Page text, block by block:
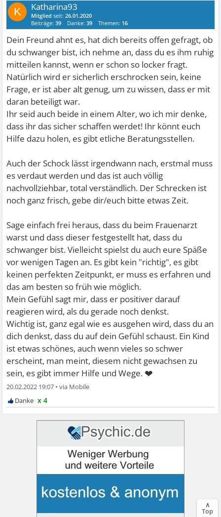
K Katharina93
Mitglied seit:26.01.2020
Beiträge:39 Danke:39 Themen: 16
Dein Freund ahnt es, hat dich bereits offen gefragt, ob
du schwanger bist, ich nehme an, dass du es ihm ruhig
mitteilen kannst, wenn er schon so locker fragt.
Natürlich wird er sicherlich erschrocken sein, keine
Frage, er ist aber alt genug, um zu wissen, dass er mit
daran beteiligt war.
Ihr seid auch beide in einem Alter, wo ich mir denke,
dass ihr das sicher schaffen werdet! Ihr könnt euch
Hilfe dazu holen, es gibt etliche Beratungsstellen.
Auch der Schock lässt irgendwann nach, erstmal muss
es verdaut werden und das ist auch völlig
nachvollziehbar, total verständlich. Der Schrecken ist
noch ganz frisch, gebe dir/euch bitte etwas Zeit.
Sage einfach frei heraus, dass du beim Frauenarzt
warst und dass dieser festgestellt hat, dass du
schwanger bist. Vielleicht spielst du auch eure Späße
vor wenigen Tagen an. Es gibt kein "richtig", es gibt
keinen perfekten Zeitpunkt, er muss es erfahren und
das am besten so früh wie möglich.
Mein Gefühl sagt mir, dass er positiver darauf
reagieren wird, als du gerade noch denkst.
Wichtig ist, ganz egal wie es ausgehen wird, dass du an
dich denkst, dass du auf dein Gefühl schaust. Ein Kind
ist etwas schönes, auch wenn vieles so schwer
erscheint, man meint, diesem nicht gewachsen zu
sein, es gibt immer Hilfe und Wege. ❤
20.02.2022 19:07 •
x 4
∧
Top